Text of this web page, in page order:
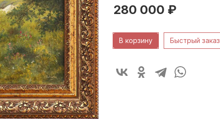
280 000 ₽
В корзину Быстрый заказ